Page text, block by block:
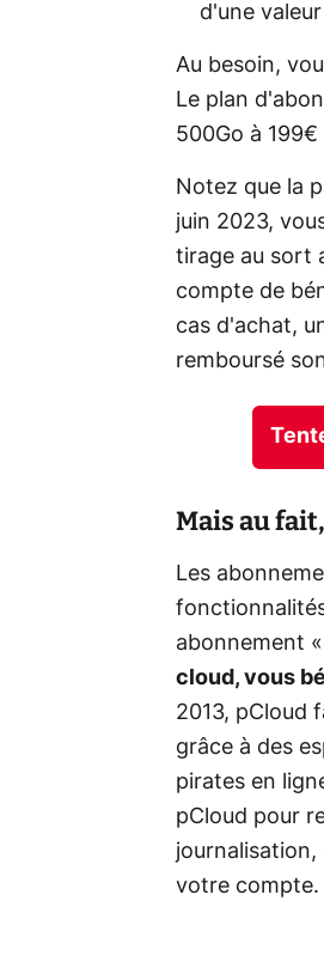
d'une
Au besoin,
Le plan
500Go à
Notez que la
juin 2023,
tirage au sort
compte de
cas d'achat,
remboursé
Mais au
Les
abonnement
cloud, vous
2013, pCloud
grâce à des
pirates en
pCloud pour
journalisation,
votre compte.